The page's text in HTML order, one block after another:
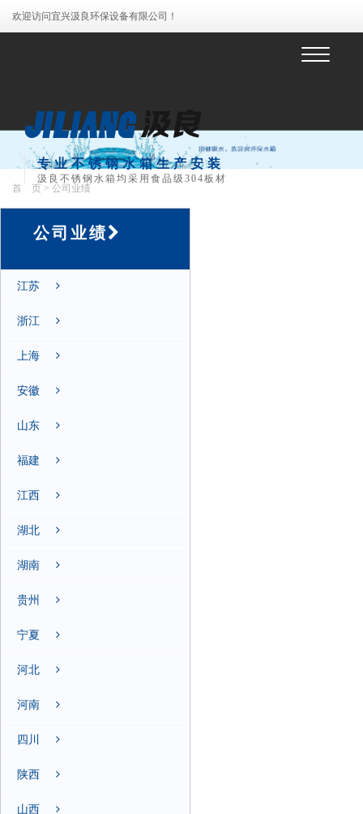
欢迎访问宜兴汲良环保设备有限公司！
菜
专业不锈钢水箱生产安装
汲良不锈钢水箱均采用食品级304板材
首 页 > 公司业绩
公司业绩
江苏
浙江
上海
安徽
山东
福建
江西
湖北
湖南
贵州
宁夏
河北
河南
四川
陕西
山西